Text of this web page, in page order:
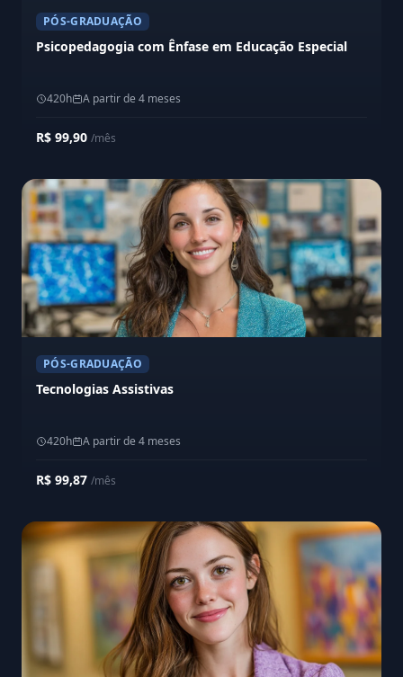
PÓS-GRADUAÇÃO
Psicopedagogia com Ênfase em Educação Especial
420h A partir de 4 meses
R$ 99,90 /mês
PÓS-GRADUAÇÃO
Tecnologias Assistivas
420h A partir de 4 meses
R$ 99,87 /mês